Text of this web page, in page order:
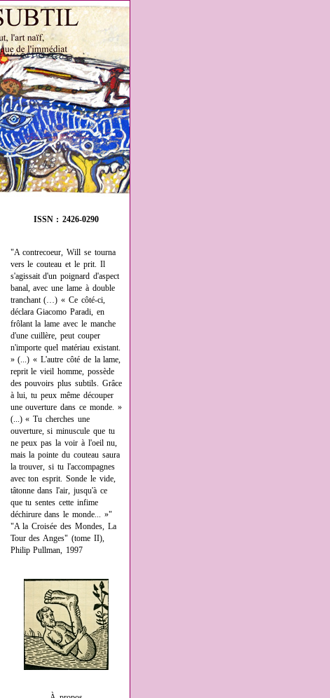
ISSN : 2426-0290
"A contrecoeur, Will se tourna
vers le couteau et le prit. Il
s'agissait d'un poignard d'aspect
banal, avec une lame à double
tranchant (…) « Ce côté-ci,
déclara Giacomo Paradi, en
frôlant la lame avec le manche
d'une cuillère, peut couper
n'importe quel matériau existant.
» (...) « L'autre côté de la lame,
reprit le vieil homme, possède
des pouvoirs plus subtils. Grâce
à lui, tu peux même découper
une ouverture dans ce monde. »
(...) « Tu cherches une
ouverture, si minuscule que tu
ne peux pas la voir à l'oeil nu,
mais la pointe du couteau saura
la trouver, si tu l'accompagnes
avec ton esprit. Sonde le vide,
tâtonne dans l'air, jusqu'à ce
que tu sentes cette infime
déchirure dans le monde... »"
"A la Croisée des Mondes, La
Tour des Anges" (tome II),
Philip Pullman, 1997